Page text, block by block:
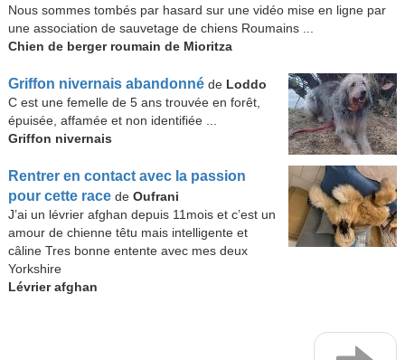
Nous sommes tombés par hasard sur une vidéo mise en ligne par
une association de sauvetage de chiens Roumains ...
Chien de berger roumain de Mioritza
Griffon nivernais abandonné de Loddo
C est une femelle de 5 ans trouvée en forêt,
épuisée, affamée et non identifiée ...
Griffon nivernais
Rentrer en contact avec la passion
pour cette racede Oufrani
J’ai un lévrier afghan depuis 11mois et c’est un
amour de chienne têtu mais intelligente et
câline Tres bonne entente avec mes deux
Yorkshire
Lévrier afghan